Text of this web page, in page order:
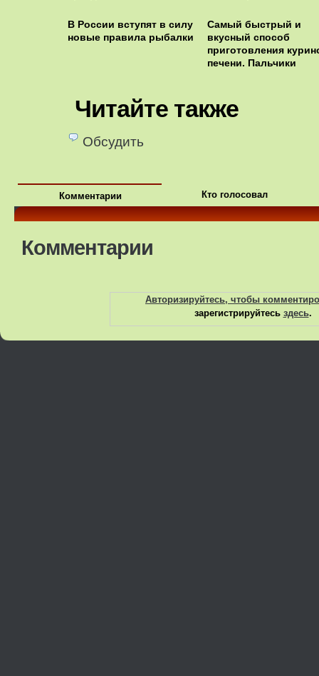
В России вступят в силу
новые правила рыбалки
Самый быстрый и
вкусный способ
приготовления
печени. Пальчики
Читайте также
Обсудить
Комментарии Кто голосовал
Комментарии
Авторизируйтесь, чтобы
зарегистрируйтесь здесь.